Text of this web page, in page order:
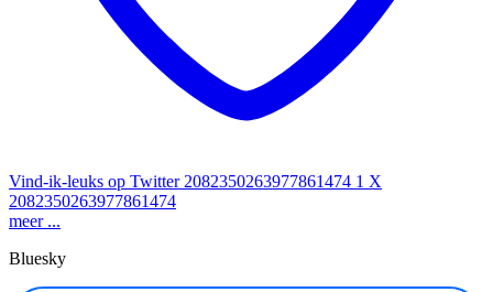
Vind-ik-leuks op Twitter 2082350263977861474 1 X
2082350263977861474
meer ...
Bluesky